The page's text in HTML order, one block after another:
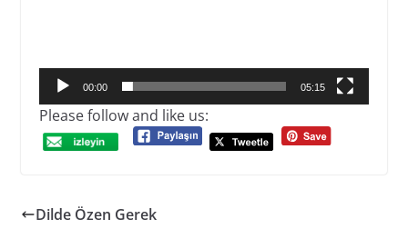
00:00 05:15
Please follow and like us:
Dilde Özen Gerek